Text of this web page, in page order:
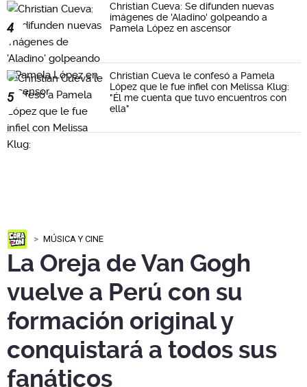
4
Christian Cueva: Se difunden nuevas
imágenes de 'Aladino' golpeando a
Pamela López en ascensor
5
Christian Cueva le confesó a Pamela
López que le fue infiel con Melissa Klug:
"Él me cuenta que tuvo encuentros con
ella"
MÚSICA Y CINE
La Oreja de Van Gogh
vuelve a Perú con su
formación original y
conquistará a todos sus
fanáticos